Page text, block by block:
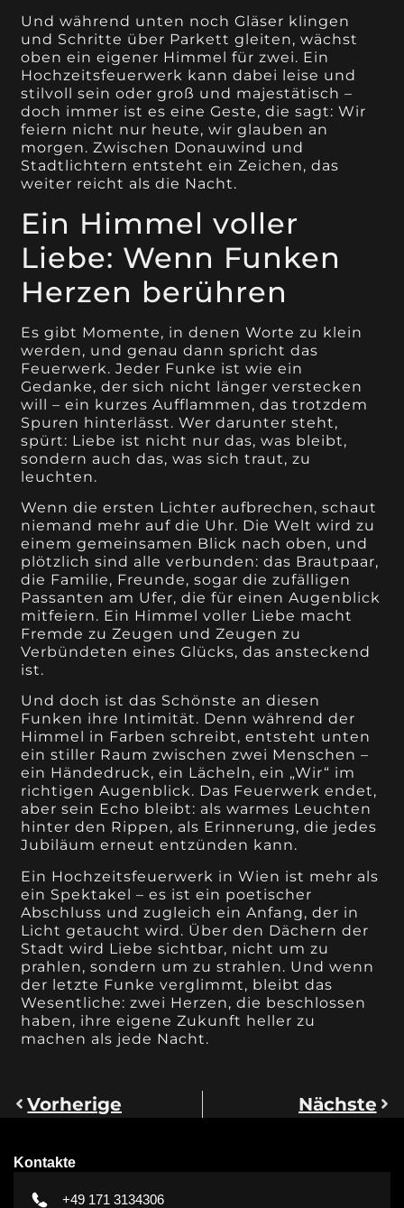
Und während unten noch Gläser klingen
und Schritte über Parkett gleiten, wächst
oben ein eigener Himmel für zwei. Ein
Hochzeitsfeuerwerk kann dabei leise und
stilvoll sein oder groß und majestätisch –
doch immer ist es eine Geste, die sagt: Wir
feiern nicht nur heute, wir glauben an
morgen. Zwischen Donauwind und
Stadtlichtern entsteht ein Zeichen, das
weiter reicht als die Nacht.
Ein Himmel voller
Liebe: Wenn Funken
Herzen berühren
Es gibt Momente, in denen Worte zu klein
werden, und genau dann spricht das
Feuerwerk. Jeder Funke ist wie ein
Gedanke, der sich nicht länger verstecken
will – ein kurzes Aufflammen, das trotzdem
Spuren hinterlässt. Wer darunter steht,
spürt: Liebe ist nicht nur das, was bleibt,
sondern auch das, was sich traut, zu
leuchten.
Wenn die ersten Lichter aufbrechen, schaut
niemand mehr auf die Uhr. Die Welt wird zu
einem gemeinsamen Blick nach oben, und
plötzlich sind alle verbunden: das Brautpaar,
die Familie, Freunde, sogar die zufälligen
Passanten am Ufer, die für einen Augenblick
mitfeiern. Ein Himmel voller Liebe macht
Fremde zu Zeugen und Zeugen zu
Verbündeten eines Glücks, das ansteckend
ist.
Und doch ist das Schönste an diesen
Funken ihre Intimität. Denn während der
Himmel in Farben schreibt, entsteht unten
ein stiller Raum zwischen zwei Menschen –
ein Händedruck, ein Lächeln, ein „Wir“ im
richtigen Augenblick. Das Feuerwerk endet,
aber sein Echo bleibt: als warmes Leuchten
hinter den Rippen, als Erinnerung, die jedes
Jubiläum erneut entzünden kann.
Ein Hochzeitsfeuerwerk in Wien ist mehr als
ein Spektakel – es ist ein poetischer
Abschluss und zugleich ein Anfang, der in
Licht getaucht wird. Über den Dächern der
Stadt wird Liebe sichtbar, nicht um zu
prahlen, sondern um zu strahlen. Und wenn
der letzte Funke verglimmt, bleibt das
Wesentliche: zwei Herzen, die beschlossen
haben, ihre eigene Zukunft heller zu
machen als jede Nacht.
Vorherige Nächste
Kontakte
+49 171 3134306